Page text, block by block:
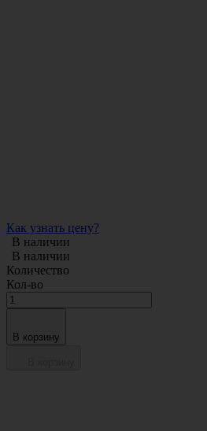
Как узнать цену?
В наличии
В наличии
Количество
Кол-во
В корзину